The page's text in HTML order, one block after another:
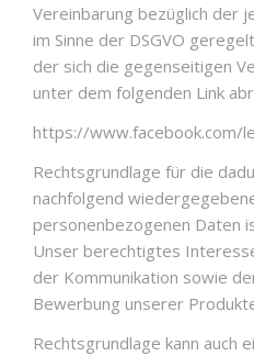
Vereinbarung bezüglich der
im Sinne der DSGVO
der sich die gegenseitigen
unter dem folgenden Link
https://www.facebook.com/
Rechtsgrundlage für die
nachfolgend
personenbezogenen Daten
Unser berechtigtes
der Kommunikation sowie
Bewerbung unserer
Rechtsgrundlage kann auch